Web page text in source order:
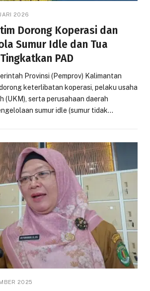
2026
Dorong Koperasi dan
Sumur Idle dan Tua
PAD
Provinsi (Pemprov) Kalimantan
keterlibatan koperasi, pelaku usaha
(UKM), serta perusahaan daerah
sumur idle (sumur tidak…
2025